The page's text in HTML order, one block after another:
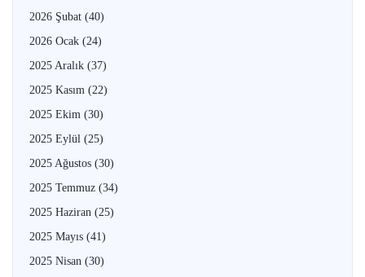
2026 Şubat (40)
2026 Ocak (24)
2025 Aralık (37)
2025 Kasım (22)
2025 Ekim (30)
2025 Eylül (25)
2025 Ağustos (30)
2025 Temmuz (34)
2025 Haziran (25)
2025 Mayıs (41)
2025 Nisan (30)